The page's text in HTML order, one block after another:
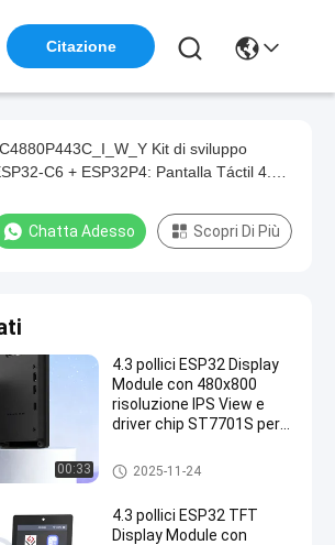
Citazione
Kit di sviluppo
C6 + ESP32P4: Pantalla Táctil 4.3'
Chatta Adesso Scopri Di Più
00:33
4.3 pollici ESP32 Display
Module con 480x800
risoluzione IPS View e
driver chip ST7701S per
prestazioni
Modulo dell'esposizione ESP3
2
2025-11-24
4.3 pollici ESP32 TFT
Display Module con